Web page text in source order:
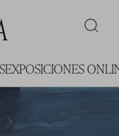
EXPOSICIONES